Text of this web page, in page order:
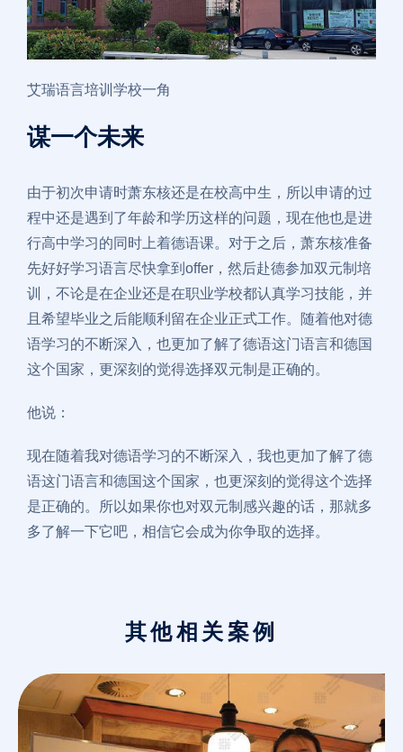
艾瑞语言培训学校一角
谋一个未来
由于初次申请时萧东核还是在校高中生，所以申请的过
程中还是遇到了年龄和学历这样的问题，现在他也是进
行高中学习的同时上着德语课。对于之后，萧东核准备
先好好学习语言尽快拿到offer，然后赴德参加双元制培
训，不论是在企业还是在职业学校都认真学习技能，并
且希望毕业之后能顺利留在企业正式工作。随着他对德
语学习的不断深入，也更加了解了德语这门语言和德国
这个国家，更深刻的觉得选择双元制是正确的。
他说：
现在随着我对德语学习的不断深入，我也更加了解了德
语这门语言和德国这个国家，也更深刻的觉得这个选择
是正确的。所以如果你也对双元制感兴趣的话，那就多
多了解一下它吧，相信它会成为你争取的选择。
其他相关案例